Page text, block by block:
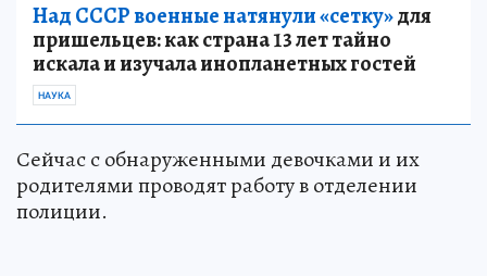
Над СССР военные натянули «сетку»для
пришельцев: как страна 13 лет тайно
искала и изучала инопланетных гостей
НАУКА
Сейчас с обнаруженными девочками и их
родителями проводят работу в отделении
полиции.